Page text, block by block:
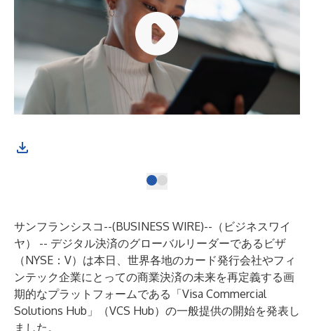
サンフランシスコ--(BUSINESS WIRE)-- （ビジネスワイ
ヤ） -- デジタル決済のグローバルリーダーであるビザ
（NYSE：V）は本日、世界各地のカード発行会社やフィ
ンテック企業にとっての商業決済の未来を再定義する画
期的なプラットフォームである「Visa Commercial
Solutions Hub」（VCS Hub）の一般提供の開始を発表し
ました。